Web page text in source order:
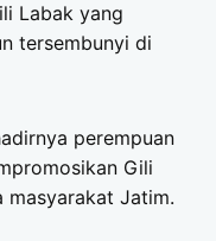
Labak yang
tersembunyi di
perempuan
Gili
masyarakat Jatim.